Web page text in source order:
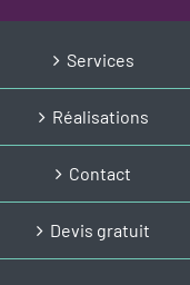
Services
Réalisations
Contact
Devis gratuit